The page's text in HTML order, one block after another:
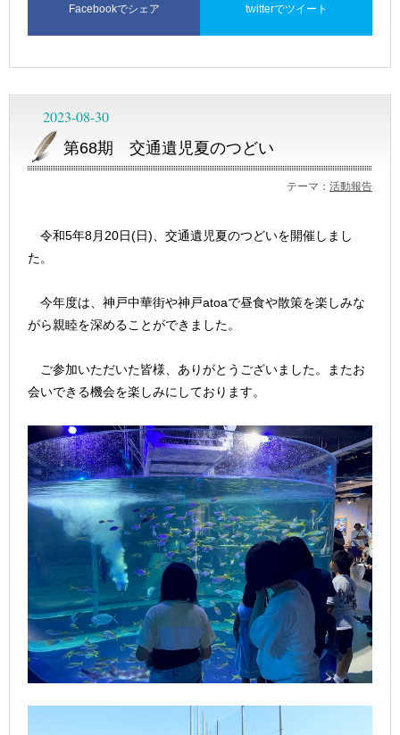
Facebookでシェア twitterでツイート
第68期 交通遺児夏のつどい
2023-08-30
テーマ： 活動報告
令和5年8月20日(日)、交通遺児夏のつどいを開催しまし
た。
今年度は、神戸中華街や神戸atoaで昼食や散策を楽しみな
がら親睦を深めることができました。
ご参加いただいた皆様、ありがとうございました。またお
会いできる機会を楽しみにしております。